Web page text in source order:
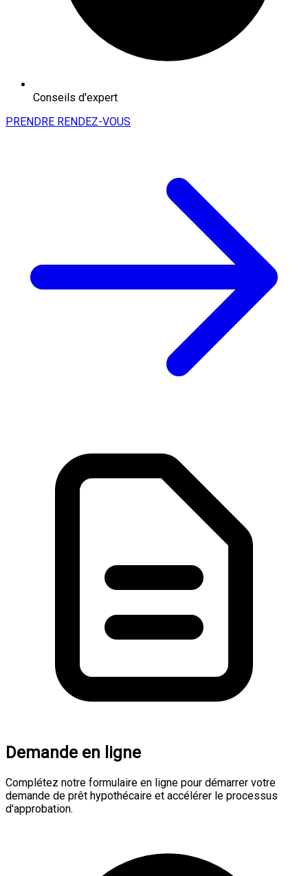
Conseils d'expert
PRENDRE RENDEZ-VOUS
Demande en ligne
Complétez notre formulaire en ligne pour démarrer votre
demande de prêt hypothécaire et accélérer le processus
d'approbation.